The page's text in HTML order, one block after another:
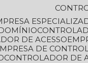
DE ACESSO
EMPRESA DE
CONTROLADOR